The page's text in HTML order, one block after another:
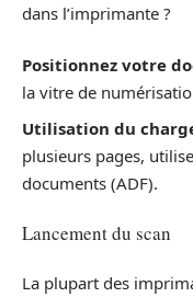
dans l’imprimante ?
Positionnez votre
la vitre de
Utilisation du
plusieurs pages,
documents (ADF).
Lancement du scan
La plupart des